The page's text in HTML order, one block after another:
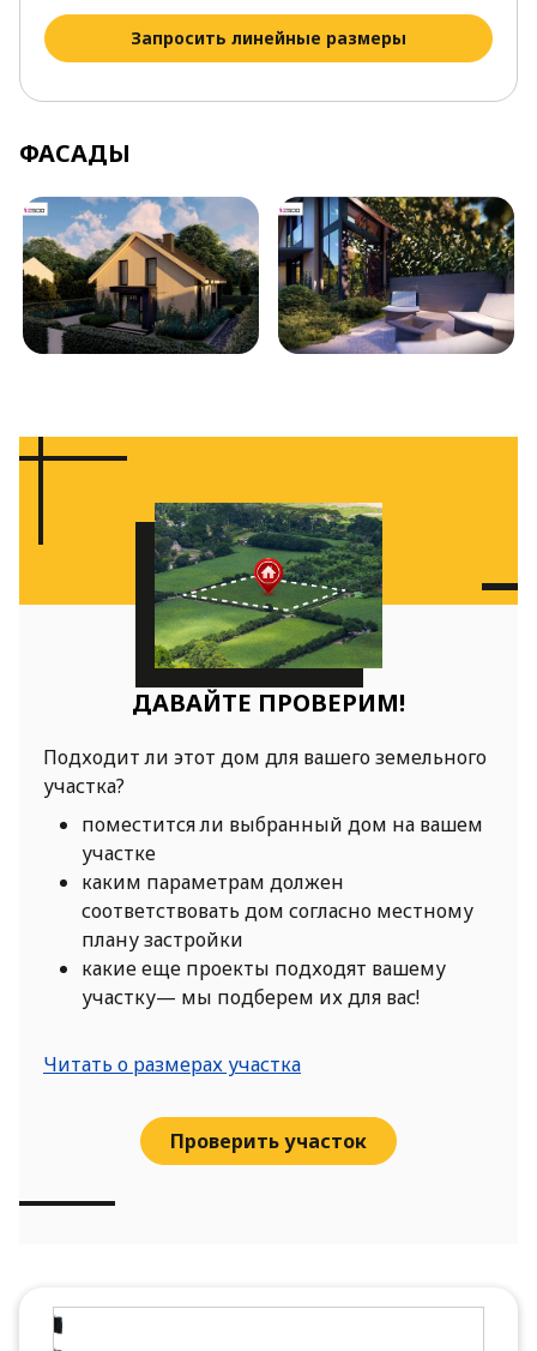
Запросить линейные размеры
ФАСАДЫ
ДАВАЙТЕ ПРОВЕРИМ!
Подходит ли этот дом для вашего земельного
участка?
поместится ли выбранный дом на вашем
участке
каким параметрам должен
соответствовать дом согласно местному
плану застройки
какие еще проекты подходят вашему
участку— мы подберем их для вас!
Читать о размерах участка
Проверить участок